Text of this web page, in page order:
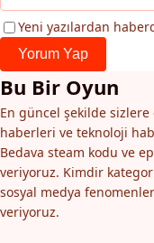
Yeni yazılardan
Yorum Yap
Bu Bir Oyun
En güncel şekilde
haberleri ve teknoloji
Bedava steam kodu ve
veriyoruz. Kimdir
sosyal medya
veriyoruz.